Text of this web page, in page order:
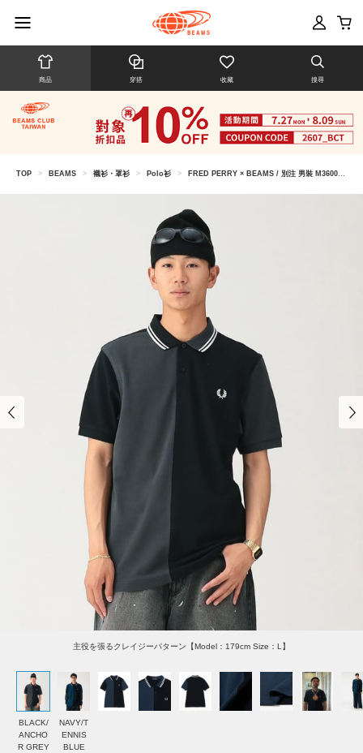
商品 穿搭 收藏 搜尋
TOP > BEAMS > 襯衫・罩衫 > Polo衫 > FRED PERRY × BEAMS / 別注 男裝 M3600 拼接 POLO衫
主役を張るクレイジーパターン【Model：179cm Size：L】
BLACK/
ANCHO
R GREY
NAVY/T
ENNIS
BLUE